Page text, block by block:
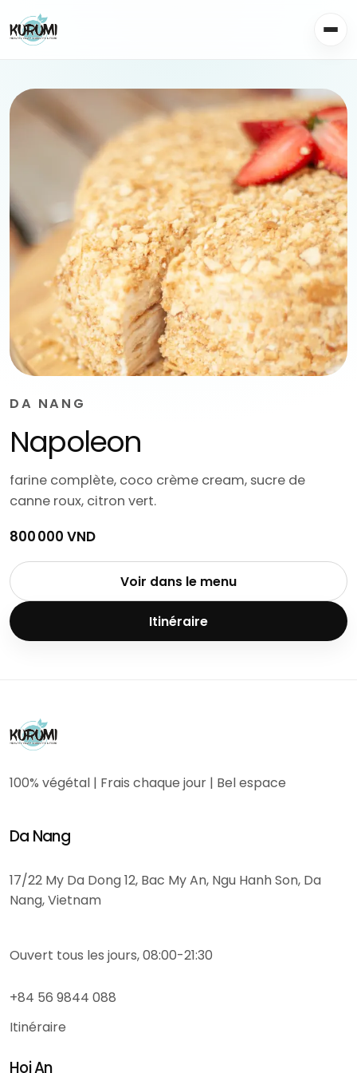
DA NANG
Napoleon
farine complète, coco crème cream, sucre de
canne roux, citron vert.
800 000 VND
Voir dans le menu
Itinéraire
100% végétal | Frais chaque jour | Bel espace
Da Nang
17/22 My Da Dong 12, Bac My An, Ngu Hanh Son, Da
Nang, Vietnam
Ouvert tous les jours, 08:00-21:30
+84 56 9844 088
Itinéraire
Hoi An